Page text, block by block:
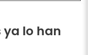
ya lo han